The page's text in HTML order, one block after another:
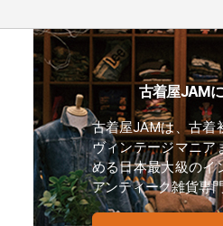
古着屋JAM
古着屋JAMは、古着
ヴィンテージマニア
める日本最大級のイ
アンティーク雑貨専